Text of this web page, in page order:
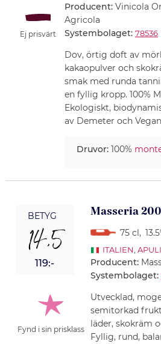
Ej prisvärt
Producent: Vinicola
Agricola
Systembolaget: 78536
Dov, örtig doft av
kakaopulver och
smak med runda
en fyllig kropp. 100%
Ekologiskt,
av Demeter och
Druvor:100%
BETYG
14,5
119:-
Fynd i sin prisklass
Masseria
75 cl ,
ITALIEN,
Producent:
Systembolaget:
Utvecklad,
semitorkad
läder, skokräm
Fyllig, rund,